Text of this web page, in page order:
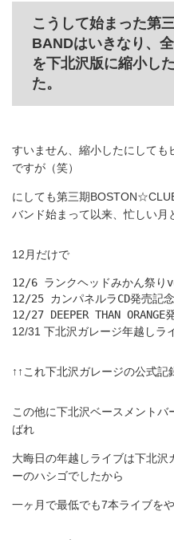
こうして始まった第
BANDはいきなり、
を下北沢版に縮小し
た。
すいません、縮小したにして
ですが（笑）
にしても第三期
バンド始まって以来、忙しい月
12月だけで
12/6 ランクヘッドみかん祭
12/25 カンパネルラCD発売記
12/27 DEEPER THAN ORANGE
12/31 下北沢ガレージ年越しラ
↑↑これ下北沢ガレージの公式記
この他に下北沢ベースメント
ばれ
大晦日の年越しライブは下北
ーのハシゴでしたから
一ヶ月で最低でも7本ライブを